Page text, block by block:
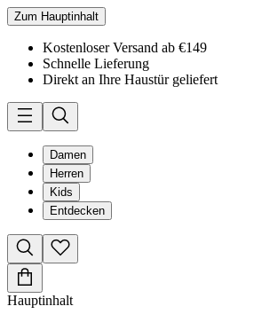
Zum Hauptinhalt
Kostenloser Versand ab €149
Schnelle Lieferung
Direkt an Ihre Haustür geliefert
Damen
Herren
Kids
Entdecken
Hauptinhalt